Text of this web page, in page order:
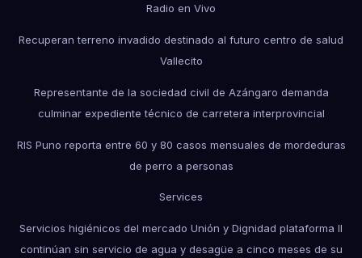
Radio en Vivo
Recuperan terreno invadido destinado al futuro centro de salud
Vallecito
Representante de la sociedad civil de Azángaro demanda
culminar expediente técnico de carretera interprovincial
RIS Puno reporta entre 60 y 80 casos mensuales de mordeduras
de perro a personas
Services
Servicios higiénicos del mercado Unión y Dignidad plataforma II
continúan sin servicio de agua y desagüe a cinco meses de su